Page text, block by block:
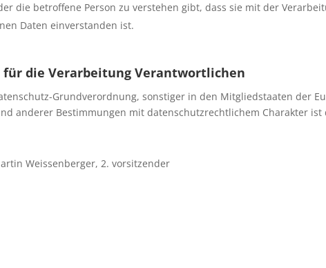
die betroffene Person zu verstehen gibt, dass sie mit der
Daten einverstanden ist.
für die Verarbeitung Verantwortlichen
Grundverordnung, sonstiger in den Mitgliedstaaten der
anderer Bestimmungen mit datenschutzrechtlichem Charakter ist
Weissenberger, 2. vorsitzender